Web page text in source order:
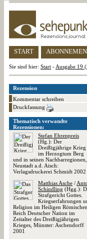
START
Sie sind hier: Start - Ausgabe 19
Rezension
Kommentar schreiben
Druckfassung
Thematisch verwandte
Rezensionen:
Stefan Ehrenpreis
(Hg.): Der
Dreißigjährige Krieg
im Herzogtum Berg
und in seinen Nachbarregionen,
Neustadt a.d. Aisch:
Verlagsdruckerei Schmidt 2002
Matthias Asche /
Schindling (Hgg.):
Strafgericht Gottes.
Kriegserfahrungen
Religion im Heiligen Römischen
Reich Deutscher Nation im
Zeitalter des Dreißigjährigen
Krieges, Münster: Aschendorff
2001